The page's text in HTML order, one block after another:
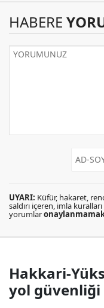
HABERE
UYARI: Küfür, hakaret,
saldırı içeren, imla
yorumlar
Hakkari-
yol